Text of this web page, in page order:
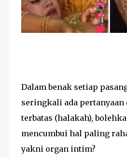
Dalam benak setiap
seringkali ada pertanyaan
terbatas (halakah),
mencumbui hal paling
yakni organ intim?